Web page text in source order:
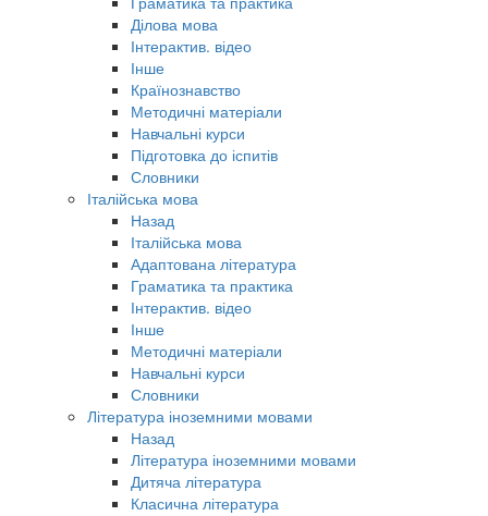
Ділова мова
Інтерактив. відео
Інше
Країнознавство
Методичні матеріали
Навчальні курси
Підготовка до іспитів
Словники
Італійська мова
Назад
Італійська мова
Адаптована література
Граматика та практика
Інтерактив. відео
Інше
Методичні матеріали
Навчальні курси
Словники
Література іноземними мовами
Назад
Література іноземними мовами
Дитяча література
Класична література